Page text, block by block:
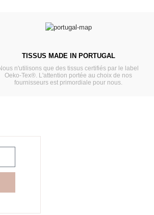
TISSUS MADE IN PORTUGAL
n'utilisons que des tissus certifiés par le label
Oeko-Tex®. L'attention portée au choix de nos
fournisseurs est primordiale pour nous.